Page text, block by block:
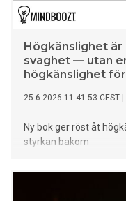
Högkänslighet
svaghet — utan
högkänslighet
25.6.2026 11:41:53 CEST
Ny bok ger röst åt
styrkan bakom